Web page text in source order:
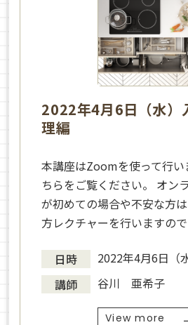
2022年4月6日（水）
理編
本講座はZoomを使って行い
ちらをご覧ください。 オン
が初めての場合や不安な方
方レクチャーを行いますの
日時
2022年4月6日（
講師
谷川 亜希子
View more